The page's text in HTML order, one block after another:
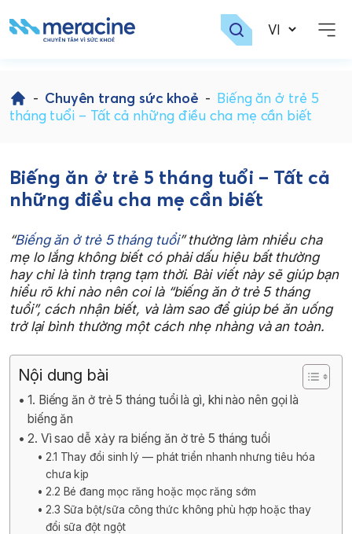
to
content
- Chuyên trang sức khoẻ - Biếng ăn ở trẻ 5
tháng tuổi – Tất cả những điều cha mẹ cần biết
Biếng ăn ở trẻ 5 tháng tuổi – Tất cả
những điều cha mẹ cần biết
“Biếng ăn ở trẻ 5 tháng tuổi” thường làm nhiều cha
mẹ lo lắng không biết có phải dấu hiệu bất thường
hay chỉ là tình trạng tạm thời. Bài viết này sẽ giúp bạn
hiểu rõ khi nào nên coi là “biếng ăn ở trẻ 5 tháng
tuổi”, cách nhận biết, và làm sao để giúp bé ăn uống
trở lại bình thường một cách nhẹ nhàng và an toàn.
Nội dung bài
1. Biếng ăn ở trẻ 5 tháng tuổi là gì, khi nào nên gọi là
biếng ăn
2. Vì sao dễ xảy ra biếng ăn ở trẻ 5 tháng tuổi
2.1 Thay đổi sinh lý — phát triển nhanh nhưng tiêu hóa
chưa kịp
2.2 Bé đang mọc răng hoặc mọc răng sớm
2.3 Sữa bột/sữa công thức không phù hợp hoặc thay
đổi sữa đột ngột